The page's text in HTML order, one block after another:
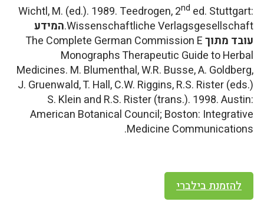
Wichtl, M. (ed.). 1989. Teedrogen,2nd ed. Stuttgart:
Wissenschaftliche Verlagsgesellschaft.המידע
עובד מתוךThe Complete German Commission E
Monographs Therapeutic Guide to Herbal
Medicines. M. Blumenthal, W.R. Busse, A. Goldberg,
J. Gruenwald, T. Hall, C.W. Riggins, R.S. Rister (eds.)
S. Klein and R.S. Rister (trans.). 1998. Austin:
American Botanical Council; Boston: Integrative
Medicine Communications.
להזמנת בילברי